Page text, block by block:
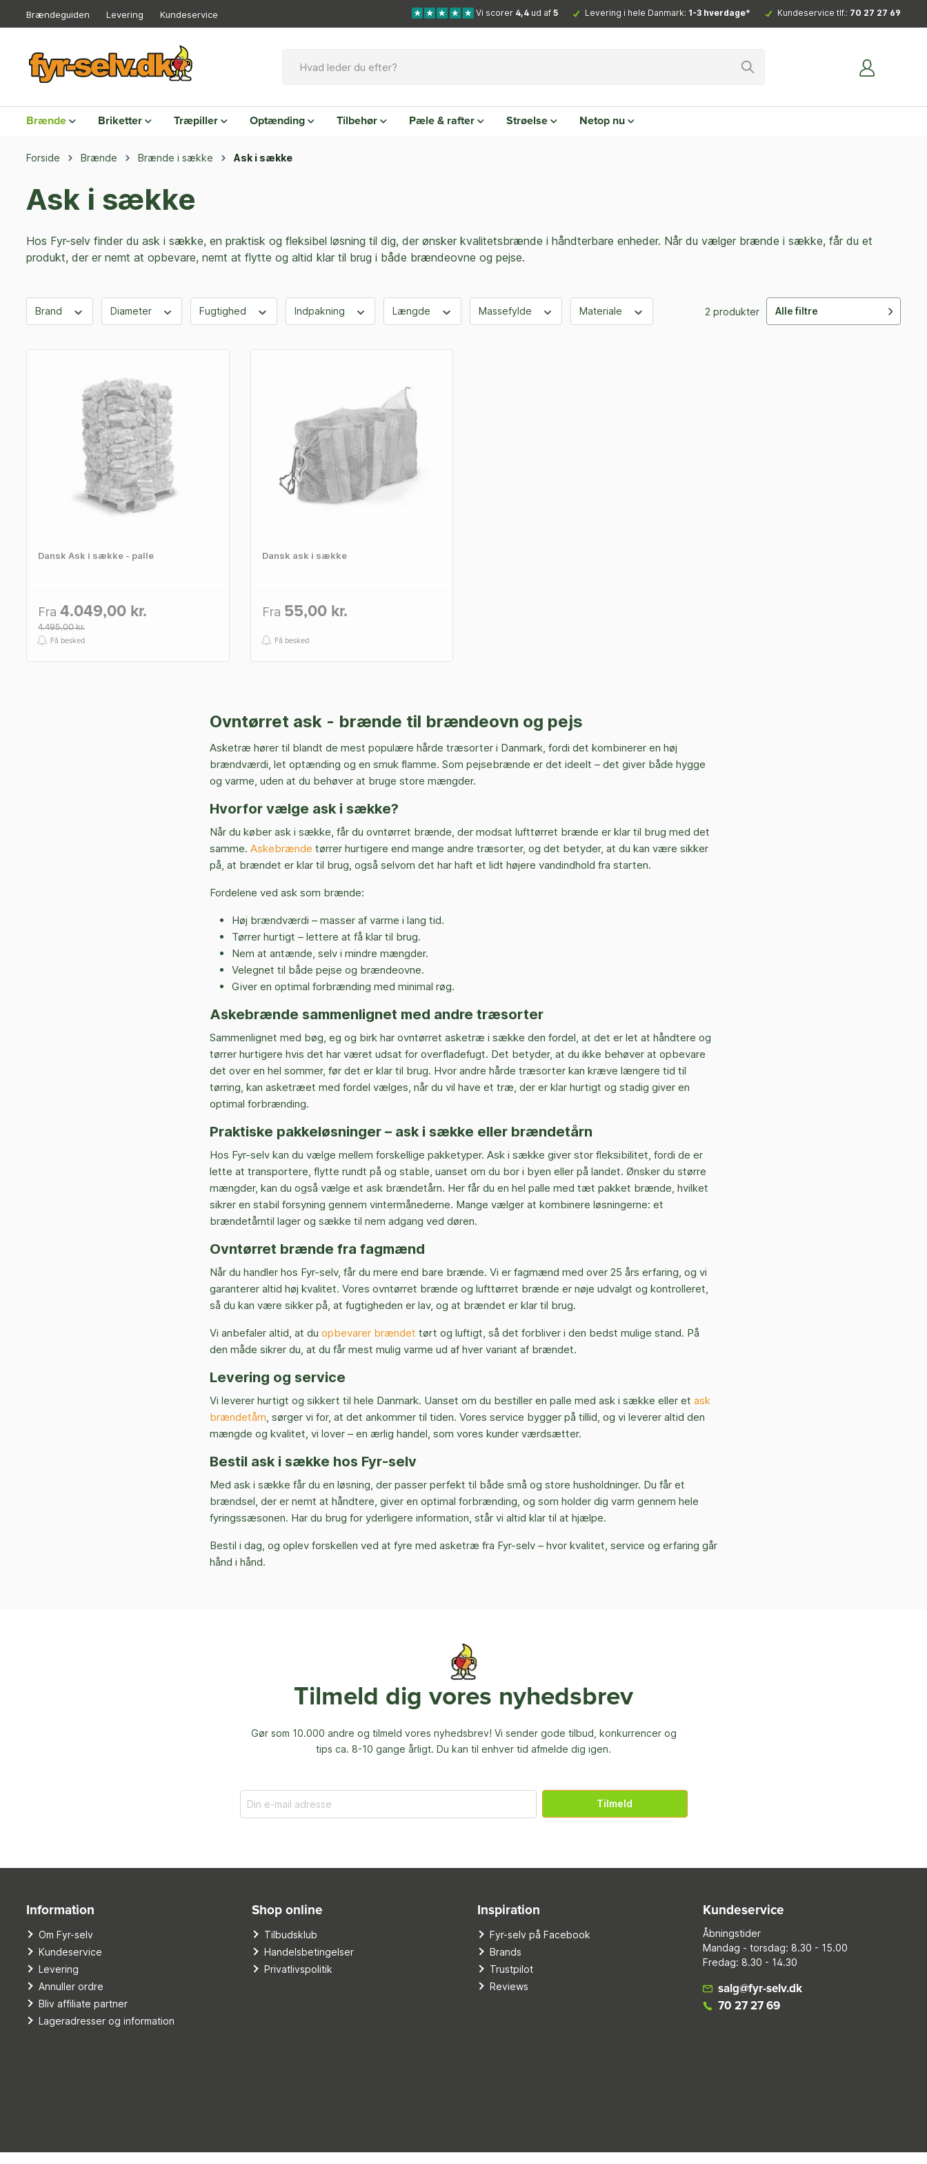
Brændeguiden Levering Kundeservice Vi scorer 4,4 ud af 5 Levering i hele Danmark: 1-3 hverdage* Kundeservice tlf.: 70 27 27 69
Brænde Briketter Træpiller Optænding Tilbehør Pæle & rafter Strøelse Netop nu
Forside Brænde Brænde i sække Ask i sække
Ask i sække
Hos Fyr-selv finder du ask i sække, en praktisk og fleksibel løsning til dig, der ønsker kvalitetsbrænde i håndterbare enheder. Når du vælger brænde i sække, får du et
produkt, der er nemt at opbevare, nemt at flytte og altid klar til brug i både brændeovne og pejse.
2 produkter Alle filtre
Brand Diameter Fugtighed Indpakning Længde Massefylde Materiale
Dansk Ask i sække - palle
Fra 4.049,00 kr.
4.495,00 kr.
Få besked
Dansk ask i sække
Fra 55,00 kr.
Få besked
Ovntørret ask - brænde til brændeovn og pejs
Asketræ hører til blandt de mest populære hårde træsorter i Danmark, fordi det kombinerer en høj
brændværdi, let optænding og en smuk flamme. Som pejsebrænde er det ideelt – det giver både hygge
og varme, uden at du behøver at bruge store mængder.
Hvorfor vælge ask i sække?
Når du køber ask i sække, får du ovntørret brænde, der modsat lufttørret brænde er klar til brug med det
samme. Askebrænde tørrer hurtigere end mange andre træsorter, og det betyder, at du kan være sikker
på, at brændet er klar til brug, også selvom det har haft et lidt højere vandindhold fra starten.
Fordelene ved ask som brænde:
Høj brændværdi – masser af varme i lang tid.
Tørrer hurtigt – lettere at få klar til brug.
Nem at antænde, selv i mindre mængder.
Velegnet til både pejse og brændeovne.
Giver en optimal forbrænding med minimal røg.
Askebrænde sammenlignet med andre træsorter
Sammenlignet med bøg, eg og birk har ovntørret asketræ i sække den fordel, at det er let at håndtere og
tørrer hurtigere hvis det har været udsat for overfladefugt. Det betyder, at du ikke behøver at opbevare
det over en hel sommer, før det er klar til brug. Hvor andre hårde træsorter kan kræve længere tid til
tørring, kan asketræet med fordel vælges, når du vil have et træ, der er klar hurtigt og stadig giver en
optimal forbrænding.
Praktiske pakkeløsninger – ask i sække eller brændetårn
Hos Fyr-selv kan du vælge mellem forskellige pakketyper. Ask i sække giver stor fleksibilitet, fordi de er
lette at transportere, flytte rundt på og stable, uanset om du bor i byen eller på landet. Ønsker du større
mængder, kan du også vælge et ask brændetårn. Her får du en hel palle med tæt pakket brænde, hvilket
sikrer en stabil forsyning gennem vintermånederne. Mange vælger at kombinere løsningerne: et
brændetårntil lager og sække til nem adgang ved døren.
Ovntørret brænde fra fagmænd
Når du handler hos Fyr-selv, får du mere end bare brænde. Vi er fagmænd med over 25 års erfaring, og vi
garanterer altid høj kvalitet. Vores ovntørret brænde og lufttørret brænde er nøje udvalgt og kontrolleret,
så du kan være sikker på, at fugtigheden er lav, og at brændet er klar til brug.
Vi anbefaler altid, at du opbevarer brændet tørt og luftigt, så det forbliver i den bedst mulige stand. På
den måde sikrer du, at du får mest mulig varme ud af hver variant af brændet.
Levering og service
Vi leverer hurtigt og sikkert til hele Danmark. Uanset om du bestiller en palle med ask i sække eller et ask
brændetårn, sørger vi for, at det ankommer til tiden. Vores service bygger på tillid, og vi leverer altid den
mængde og kvalitet, vi lover – en ærlig handel, som vores kunder værdsætter.
Bestil ask i sække hos Fyr-selv
Med ask i sække får du en løsning, der passer perfekt til både små og store husholdninger. Du får et
brændsel, der er nemt at håndtere, giver en optimal forbrænding, og som holder dig varm gennem hele
fyringssæsonen. Har du brug for yderligere information, står vi altid klar til at hjælpe.
Bestil i dag, og oplev forskellen ved at fyre med asketræ fra Fyr-selv – hvor kvalitet, service og erfaring går
hånd i hånd.
Tilmeld dig vores nyhedsbrev
Gør som 10.000 andre og tilmeld vores nyhedsbrev! Vi sender gode tilbud, konkurrencer og
tips ca. 8-10 gange årligt. Du kan til enhver tid afmelde dig igen.
Tilmeld
Information
Om Fyr-selv
Kundeservice
Levering
Annuller ordre
Bliv affiliate partner
Lageradresser og information
Shop online
Tilbudsklub
Handelsbetingelser
Privatlivspolitik
Inspiration
Fyr-selv på Facebook
Brands
Trustpilot
Reviews
Kundeservice
Åbningstider
Mandag - torsdag: 8.30 - 15.00
Fredag: 8.30 - 14.30
salg@fyr-selv.dk
70 27 27 69